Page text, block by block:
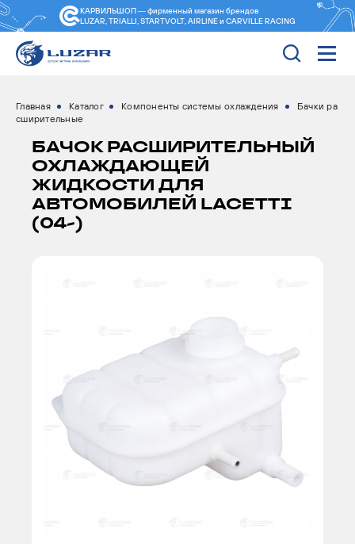
КАРВИЛЬШОП — фирменный магазин брендов
LUZAR, TRIALLI, STARTVOLT, AIRLINE и CARVILLE RACING
Главная Каталог Компоненты системы охлаждения
Бачки ра
сширительные
БАЧОК РАСШИРИТЕЛЬНЫЙ
ОХЛАЖДАЮЩЕЙ
ЖИДКОСТИ ДЛЯ
АВТОМОБИЛЕЙ LACETTI
(04-)